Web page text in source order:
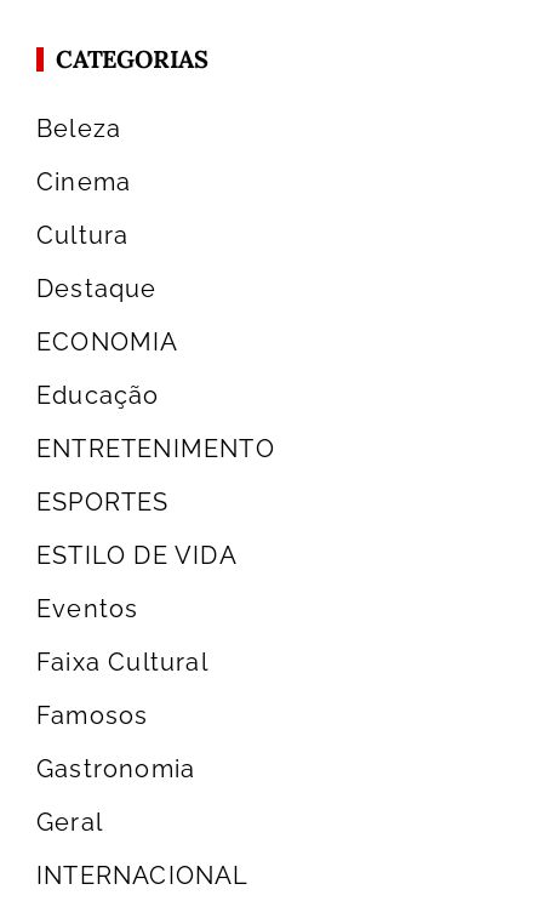
CATEGORIAS
Beleza
Cinema
Cultura
Destaque
ECONOMIA
Educação
ENTRETENIMENTO
ESPORTES
ESTILO DE VIDA
Eventos
Faixa Cultural
Famosos
Gastronomia
Geral
INTERNACIONAL